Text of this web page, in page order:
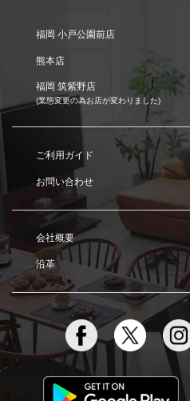
福岡 小戸公園前店
熊本店
福岡 筑紫野店
(業態変更の為お店が変わりました)
ご利用ガイド
お問い合わせ
会社概要
沿革